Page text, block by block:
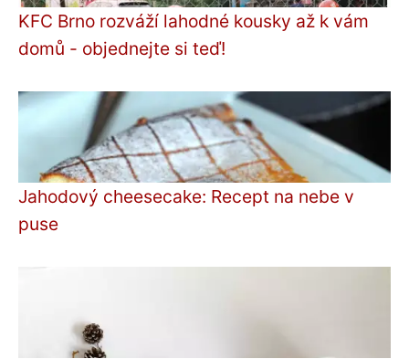
KFC Brno rozváží lahodné kousky až k vám
domů - objednejte si teď!
Jahodový cheesecake: Recept na nebe v
puse